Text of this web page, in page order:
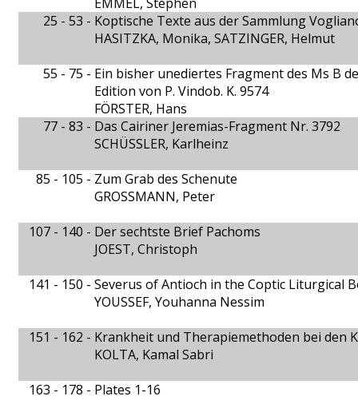
25 - 53 - Koptische Texte aus der Sammlung
HASITZKA, Monika, SATZINGER, Helmut
55 - 75 - Ein bisher unediertes Fragment des Ms B
Edition von P. Vindob. K. 9574
FÖRSTER, Hans
77 - 83 - Das Cairiner Jeremias-Fragment Nr. 3792
SCHÜSSLER, Karlheinz
85 - 105 - Zum Grab des Schenute
GROSSMANN, Peter
107 - 140 - Der sechtste Brief Pachoms
JOEST, Christoph
141 - 150 - Severus of Antioch in the Coptic Liturgical
YOUSSEF, Youhanna Nessim
151 - 162 - Krankheit und Therapiemethoden bei den
KOLTA, Kamal Sabri
163 - 178 - Plates 1-16